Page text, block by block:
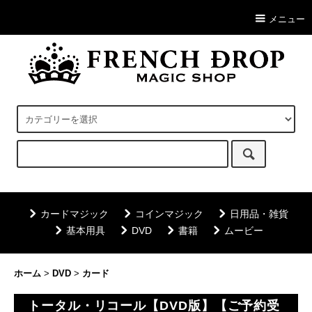
メニュー
カードマジック コインマジック
日用品・雑貨
基本用具
DVD 書籍 ムービー
ホーム > DVD > カード
トータル・リコール【DVD版】【ご予約受